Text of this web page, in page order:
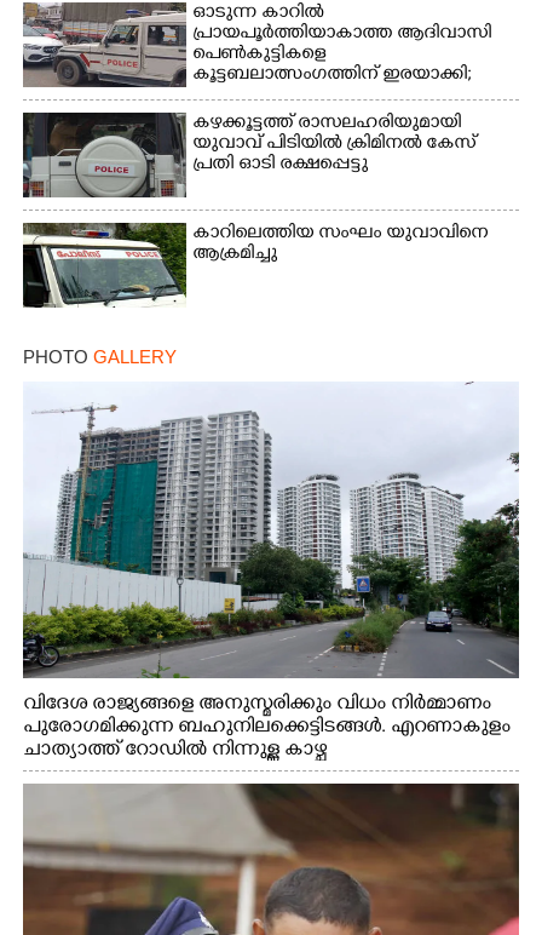
ഓടുന്ന കാറിൽ
പ്രായപൂർത്തിയാകാത്ത ആദിവാസി
പെൺകുട്ടികളെ
കൂട്ടബലാത്സംഗത്തിന് ഇരയാക്കി;
മൂന്ന് പേർ പിടിയിൽ
കഴക്കൂട്ടത്ത് രാസലഹരിയുമായി
യുവാവ് പിടിയിൽ ക്രിമിനൽ കേസ്
പ്രതി ഓടി രക്ഷപ്പെട്ടു
കാറിലെത്തിയ സംഘം യുവാവിനെ
ആക്രമിച്ചു
PHOTO GALLERY
വിദേശ രാജ്യങ്ങളെ അനുസ്മരിക്കും വിധം നിർമ്മാണം
പുരോഗമിക്കുന്ന ബഹുനിലക്കെട്ടിടങ്ങൾ. എറണാകുളം
ചാത്യാത്ത് റോഡിൽ നിന്നുള്ള കാഴ്ച